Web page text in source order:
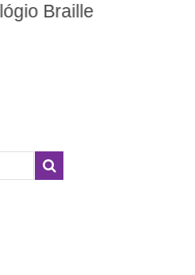
273- Caixa Tátil